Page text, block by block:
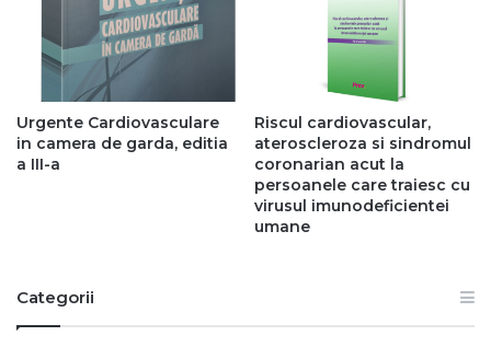
Urgente Cardiovasculare
in camera de garda, editia
a III-a
Riscul cardiovascular,
ateroscleroza si sindromul
coronarian acut la
persoanele care traiesc cu
virusul imunodeficientei
umane
Categorii